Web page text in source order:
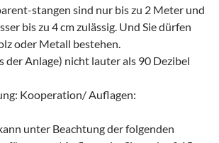
stangen sind nur bis zu 2 Meter und
bis zu 4 cm zulässig. Und Sie dürfen
oder Metall bestehen.
der Anlage) nicht lauter als 90 Dezibel
Kooperation/ Auflagen:
unter Beachtung der folgenden